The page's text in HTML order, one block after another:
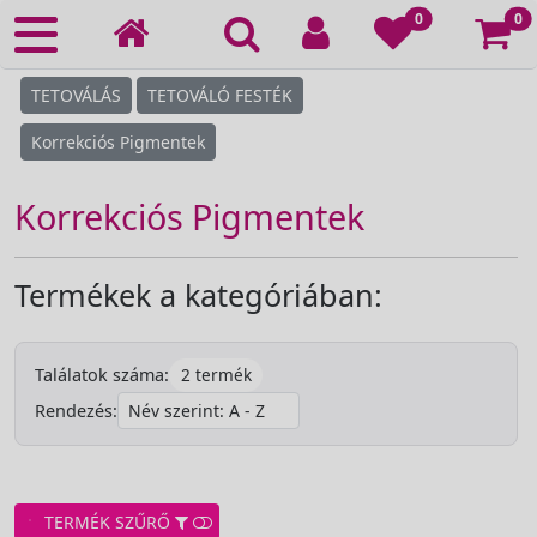
0 0
TETOVÁLÁS TETOVÁLÓ FESTÉK
Korrekciós Pigmentek
Korrekciós Pigmentek
Termékek a kategóriában:
Találatok száma:
2 termék
Rendezés:
TERMÉK SZŰRŐ